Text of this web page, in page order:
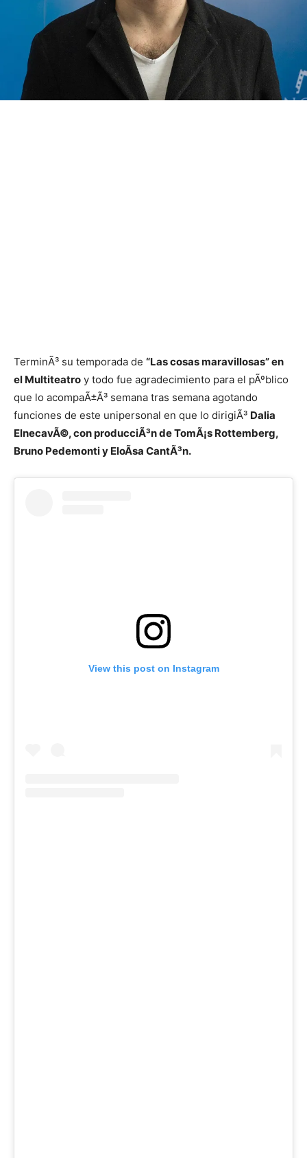
TerminÃ³ su temporada de “Las cosas maravillosas” en
el Multiteatro y todo fue agradecimiento para el pÃºblico
que lo acompaÃ±Ã³ semana tras semana agotando
funciones de este unipersonal en que lo dirigiÃ³ Dalia
ElnecavÃ©, con producciÃ³n de TomÃ¡s Rottemberg,
Bruno Pedemonti y EloÃ­sa CantÃ³n.
View this post on Instagram